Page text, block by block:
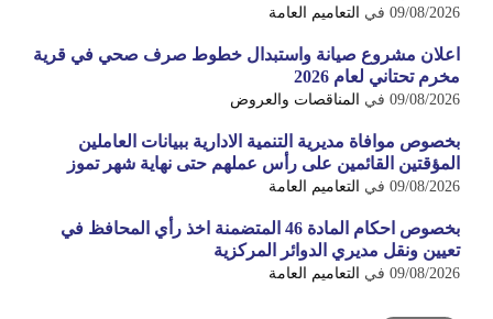
09/08/2026 في التعاميم العامة
اعلان مشروع صيانة واستبدال خطوط صرف صحي في قرية
مخرم تحتاني لعام 2026
09/08/2026 في المناقصات والعروض
بخصوص موافاة مديرية التنمية الادارية ببيانات العاملين
المؤقتين القائمين على رأس عملهم حتى نهاية شهر تموز
09/08/2026 في التعاميم العامة
بخصوص احكام المادة 46 المتضمنة اخذ رأي المحافظ في
تعيين ونقل مديري الدوائر المركزية
09/08/2026 في التعاميم العامة